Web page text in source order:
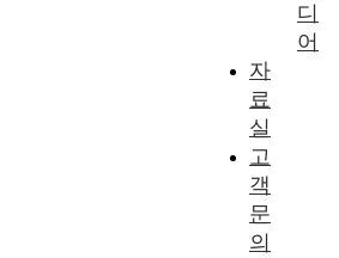
디
어
자
료
실
고
객
문
의